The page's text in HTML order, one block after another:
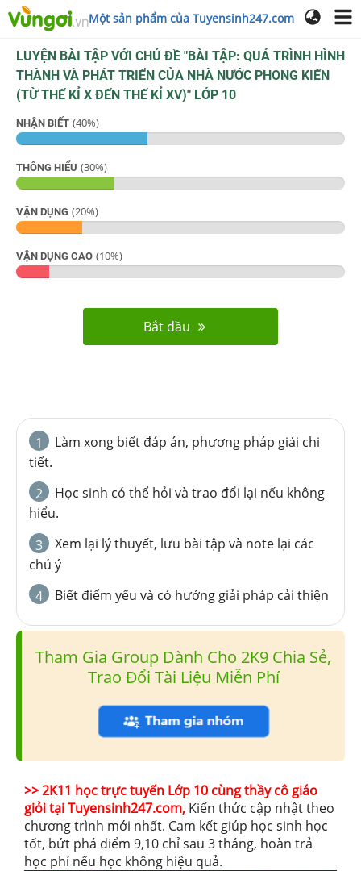
Một sản phẩm của Tuyensinh247.com
LUYỆN BÀI TẬP VỚI CHỦ ĐỀ "BÀI TẬP: QUÁ TRÌNH HÌNH
THÀNH VÀ PHÁT TRIỂN CỦA NHÀ NƯỚC PHONG KIẾN
(TỪ THẾ KỈ X ĐẾN THẾ KỈ XV)" LỚP 10
NHẬN BIẾT (40%)
THÔNG HIỂU (30%)
VẬN DỤNG (20%)
VẬN DỤNG CAO (10%)
Bắt đầu
1
Làm xong biết đáp án, phương pháp giải chi
tiết.
2
Học sinh có thể hỏi và trao đổi lại nếu không
hiểu.
3
Xem lại lý thuyết, lưu bài tập và note lại các
chú ý
4
Biết điểm yếu và có hướng giải pháp cải thiện
Tham Gia Group Dành Cho 2K9 Chia Sẻ,
Trao Đổi Tài Liệu Miễn Phí
>> 2K11 học trực tuyến Lớp 10 cùng thầy cô giáo
giỏi tại Tuyensinh247.com, Kiến thức cập nhật theo
chương trình mới nhất. Cam kết giúp học sinh học
tốt, bứt phá điểm 9,10 chỉ sau 3 tháng, hoàn trả
học phí nếu học không hiệu quả.